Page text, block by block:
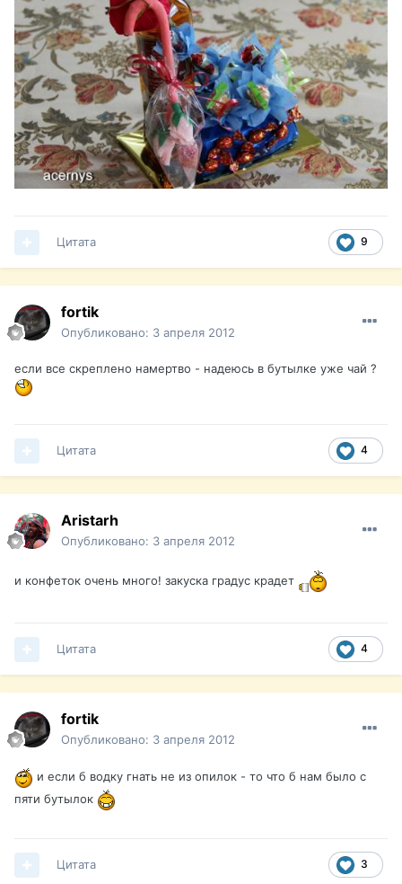
9
Цитата
fortik
Опубликовано: 3 апреля 2012
если все скреплено намертво - надеюсь в бутылке уже чай ?
4
Цитата
Aristarh
Опубликовано: 3 апреля 2012
и конфеток очень много! закуска градус крадет
4
Цитата
fortik
Опубликовано: 3 апреля 2012
и если б водку гнать не из опилок - то что б нам было с
пяти бутылок
3
Цитата